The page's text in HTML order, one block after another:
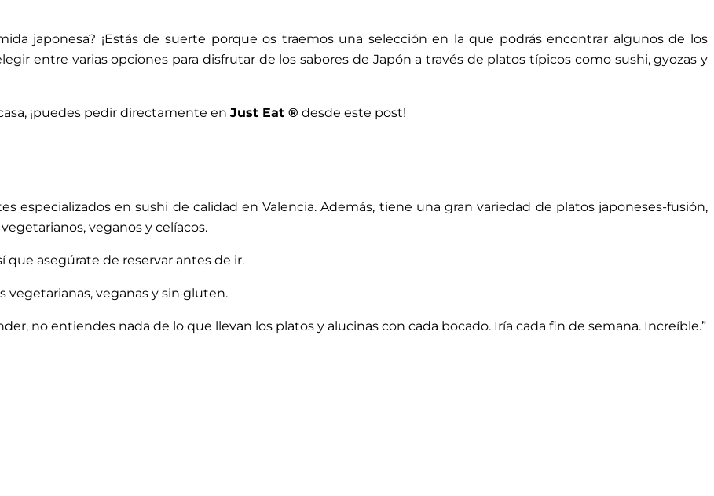
japonesa? ¡Estás de suerte porque os traemos una selección en la que podrás encontrar algunos de los
entre varias opciones para disfrutar de los sabores de Japón a través de platos típicos como sushi, gyozas y
¡puedes pedir directamente en Just Eat ® desde este post!
especializados en sushi de calidad en Valencia. Además, tiene una gran variedad de platos japoneses-fusión,
veganos y celíacos.
que asegúrate de reservar antes de ir.
vegetarianas, veganas y sin gluten.
no entiendes nada de lo que llevan los platos y alucinas con cada bocado. Iría cada fin de semana. Increíble.”